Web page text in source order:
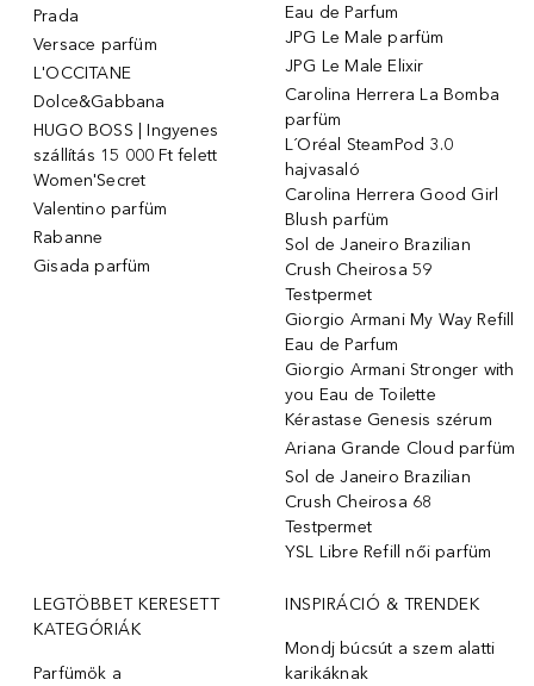
Prada
Versace parfüm
L'OCCITANE
Dolce&Gabbana
HUGO BOSS | Ingyenes
szállítás 15 000 Ft felett
Women'Secret
Valentino parfüm
Rabanne
Gisada parfüm
Eau de Parfum
JPG Le Male parfüm
JPG Le Male Elixir
Carolina Herrera La Bomba
parfüm
L´Oréal SteamPod 3.0
hajvasaló
Carolina Herrera Good Girl
Blush parfüm
Sol de Janeiro Brazilian
Crush Cheirosa 59
Testpermet
Giorgio Armani My Way Refill
Eau de Parfum
Giorgio Armani Stronger with
you Eau de Toilette
Kérastase Genesis szérum
Ariana Grande Cloud parfüm
Sol de Janeiro Brazilian
Crush Cheirosa 68
Testpermet
YSL Libre Refill női parfüm
LEGTÖBBET KERESETT
KATEGÓRIÁK
Parfümök ️a
INSPIRÁCIÓ & TRENDEK
Mondj búcsút a szem alatti
karikáknak